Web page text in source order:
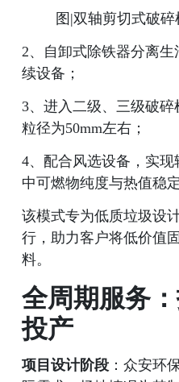
图|双轴剪切式破
2、自卸式除铁器分离
续设备；
3、进入二级、三级破
粒径为50mm左右；
4、配合风选设备，实
中可燃物纯度与热值稳定
该模式专为低质垃圾设
行，助力客户将低价值
料。
全周期服务
投产
项目设计阶段：众安环